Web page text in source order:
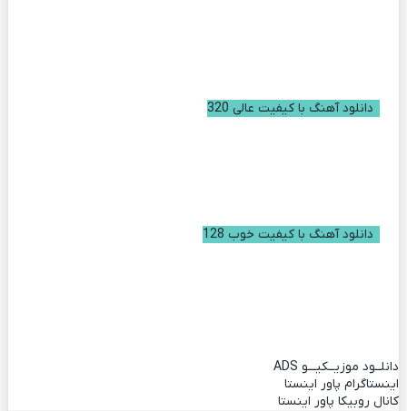
دانلود آهنگ با کیفیت عالی 320
دانلود آهنگ با کیفیت خوب 128
دانلــود موزیــکیـــو ADS
اینستاگرام پاور اینستا
کانال روبیکا پاور اینستا